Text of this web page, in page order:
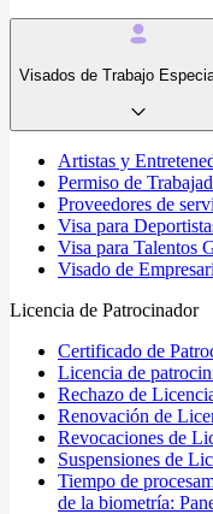
Visados de Trabajo
Artistas y
Permiso de
Proveedores de
Visa para
Visa para Talentos
Visado de
Licencia de Patrocinador
Certificado de
Licencia de
Rechazo de
Renovación de
Revocaciones de
Suspensiones de
Tiempo de
de la biometría: